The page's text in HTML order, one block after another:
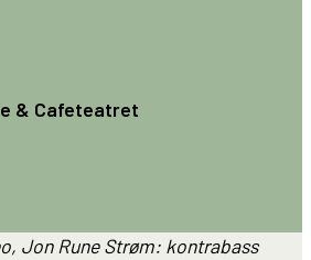
& Cafeteatret
Jon Rune Strøm: kontrabass